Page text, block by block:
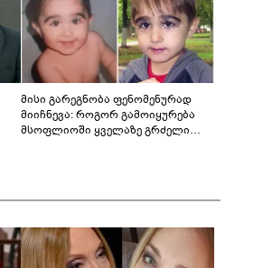
მისი გარეგნობა ფენომენურად
მიიჩნევა: როგორ გამოიყურება
მსოფლიოში ყველაზე გრძელი